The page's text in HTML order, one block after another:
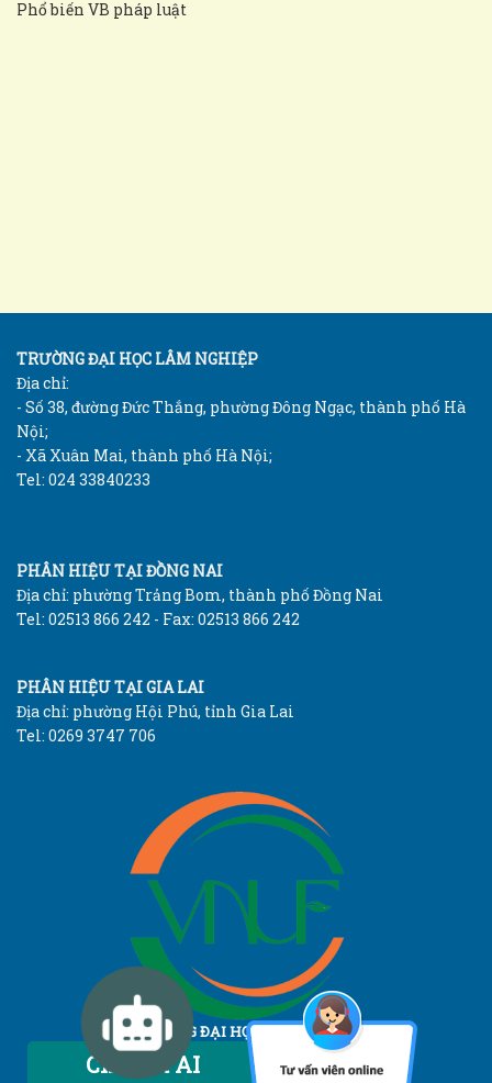
Phổ biến VB pháp luật
TRƯỜNG ĐẠI HỌC LÂM NGHIỆP
Địa chỉ:
- Số 38, đường Đức Thắng, phường Đông Ngạc, thành phố Hà
Nội;
- Xã Xuân Mai, thành phố Hà Nội;
Tel: 024 33840233
PHÂN HIỆU TẠI ĐỒNG NAI
Địa chỉ: phường Trảng Bom, thành phố Đồng Nai
Tel: 02513 866 242 - Fax: 02513 866 242
PHÂN HIỆU TẠI GIA LAI
Địa chỉ: phường Hội Phú, tỉnh Gia Lai
Tel: 0269 3747 706
TRƯỜNG ĐẠI HỌC LÂM NGHIỆP
Vietnam National University of Forestry
Chatbot AI